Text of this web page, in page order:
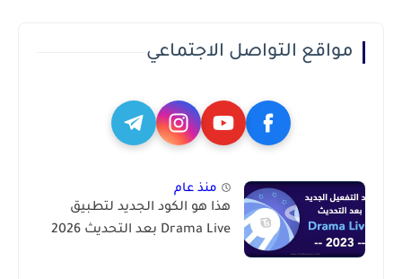
مواقع التواصل الاجتماعي
منذ عام
هذا هو الكود الجديد لتطبيق
Drama Live بعد التحديث 2026